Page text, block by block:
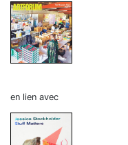
en lien avec